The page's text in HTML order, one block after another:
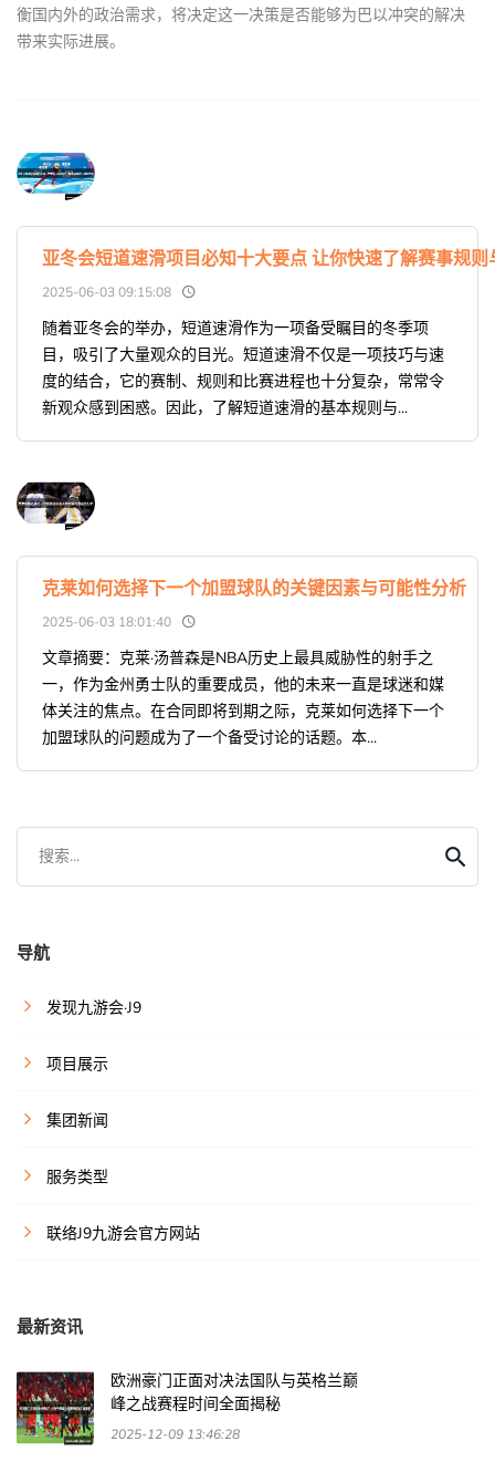
衡国内外的政治需求，将决定这一决策是否能够为巴以冲突的解决
带来实际进展。
亚冬会短道速滑项目必知十大要点 让你快速了解赛事规则
2025-06-03 09:15:08
随着亚冬会的举办，短道速滑作为一项备受瞩目的冬季项
目，吸引了大量观众的目光。短道速滑不仅是一项技巧与速
度的结合，它的赛制、规则和比赛进程也十分复杂，常常令
新观众感到困惑。因此，了解短道速滑的基本规则与...
克莱如何选择下一个加盟球队的关键因素与可能性分析
2025-06-03 18:01:40
文章摘要：克莱·汤普森是NBA历史上最具威胁性的射手之
一，作为金州勇士队的重要成员，他的未来一直是球迷和媒
体关注的焦点。在合同即将到期之际，克莱如何选择下一个
加盟球队的问题成为了一个备受讨论的话题。本...
搜索...
导航
发现九游会·J9
项目展示
集团新闻
服务类型
联络J9九游会官方网站
最新资讯
欧洲豪门正面对决法国队与英格兰巅
峰之战赛程时间全面揭秘
2025-12-09 13:46:28